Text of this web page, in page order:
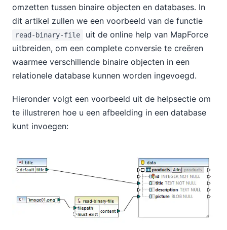
omzetten tussen binaire objecten en databases. In
dit artikel zullen we een voorbeeld van de functie
read-binary-file
uit de online help van MapForce
uitbreiden, om een complete conversie te creëren
waarmee verschillende binaire objecten in een
relationele database kunnen worden ingevoegd.
Hieronder volgt een voorbeeld uit de helpsectie om
te illustreren hoe u een afbeelding in een database
kunt invoegen: